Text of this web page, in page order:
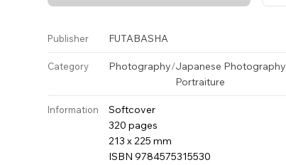
Publisher FUTABASHA
Category Photography/Japanese Photography
Portraiture
Information
Softcover
320 pages
213 x 225 mm
ISBN 9784575315530